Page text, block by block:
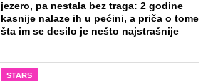
jezero, pa nestala bez traga: 2 godine
kasnije nalaze ih u pećini, a priča o tome
šta im se desilo je nešto najstrašnije
STARS